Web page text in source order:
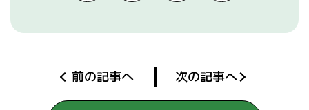
前の記事へ 次の記事へ